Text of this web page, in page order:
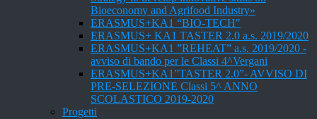
Bioeconomy and Agrifood Industry»
ERASMUS+KA1 “BIO-TECH"
ERASMUS+ KA1 TASTER 2.0 a.s. 2019/2020
ERASMUS+KA1 ”REHEAT” a.s. 2019/2020 -
avviso di bando per le Classi 4^Vergani
ERASMUS+KA1”TASTER 2.0”- AVVISO DI
PRE-SELEZIONE Classi 5^ ANNO
SCOLASTICO 2019-2020
Progetti